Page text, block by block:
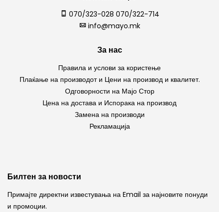
070/323-028 070/322-714
info@mayo.mk
За нас
Правила и услови за користење
Плаќање на производот и Цени на производ и квалитет.
Одговорности на Мајо Стор
Цена на достава и Испорака на производ
Замена на производи
Рекламација
Билтен за новости
Примајте директни известувања на Email за најновите понуди
и промоции.